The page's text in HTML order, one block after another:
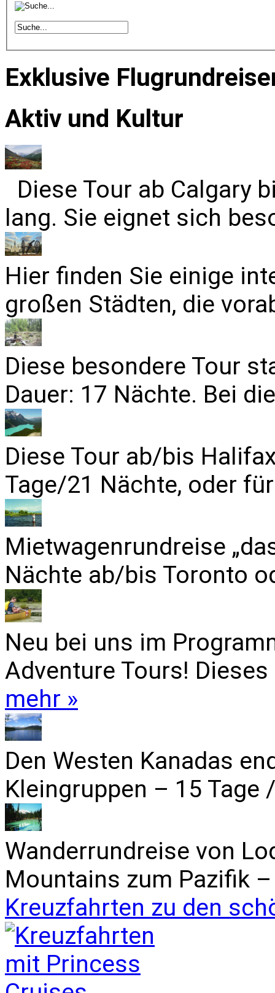
Exklusive
Aktiv und Kultur
Diese Tour ab Calgary
lang. Sie eignet sich
Hier finden Sie einige
großen Städten, die
Diese besondere Tour
Dauer: 17 Nächte. Bei
Diese Tour ab/bis
Tage/21 Nächte, oder
Mietwagenrundreise
Nächte ab/bis Toronto
Neu bei uns im
Adventure Tours!
mehr »
Den Westen Kanadas
Kleingruppen – 15 Tage
Wanderrundreise von
Mountains zum Pazifik
Kreuzfahrten zu den